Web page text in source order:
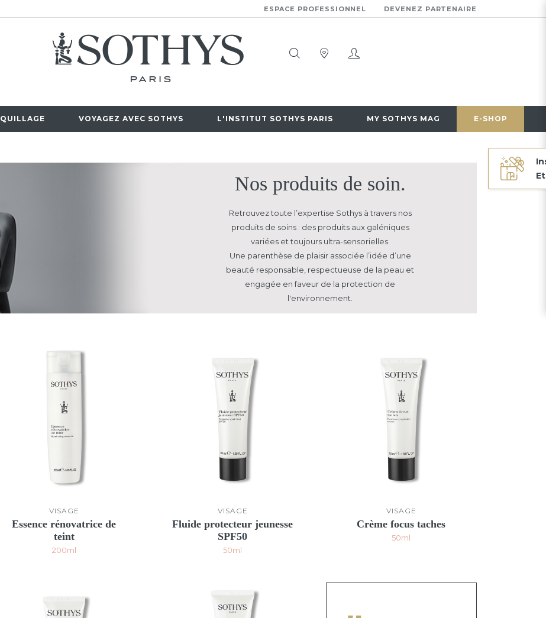
ESPACE PROFESSIONNEL DEVENEZ PARTENAIRE
VOYAGEZ AVEC SOTHYS L'INSTITUT SOTHYS PARIS MY SOTHYS MAG E-SHOP
Nos produits de soin.
Retrouvez toute l’expertise Sothys à travers nos
produits de soins : des produits aux galéniques
variées et toujours ultra-sensorielles.
Une parenthèse de plaisir associée l’idée d’une
beauté responsable, respectueuse de la peau et
engagée en faveur de la protection de
l'environnement.
VISAGE
Essence rénovatrice de
teint
200ml
VISAGE
Fluide protecteur jeunesse
SPF50
50ml
VISAGE
Crème focus taches
50ml